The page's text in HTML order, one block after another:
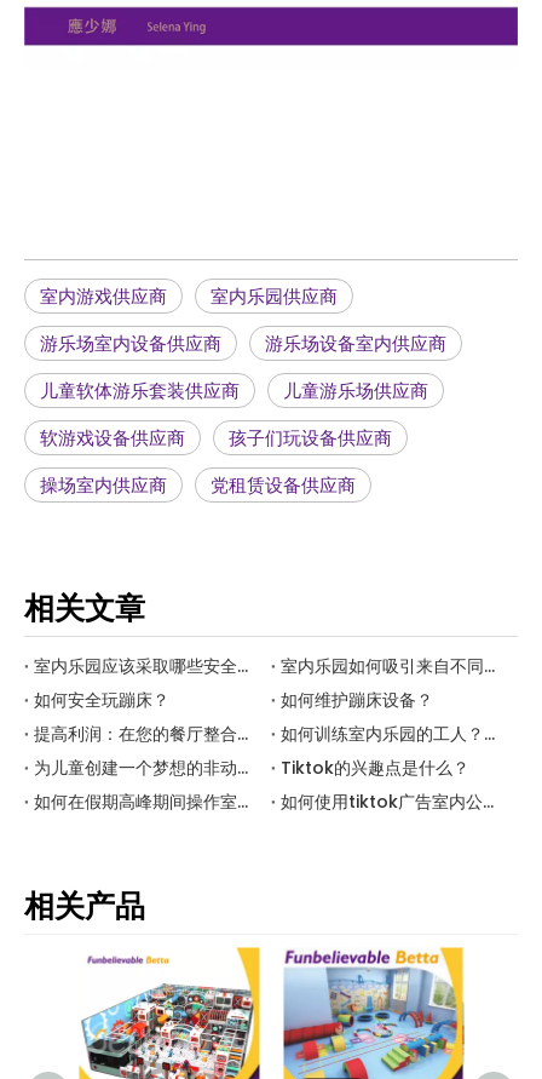
室内游戏供应商 室内乐园供应商
游乐场室内设备供应商 游乐场设备室内供应商
儿童软体游乐套装供应商 儿童游乐场供应商
软游戏设备供应商 孩子们玩设备供应商
操场室内供应商 党租赁设备供应商
相关文章
室内乐园应该采取哪些安全措施？
室内乐园如何吸引来自不同年龄段的客户？
如何安全玩蹦床？
如何维护蹦床设备？
提高利润：在您的餐厅整合一个迷你室内公园
如何训练室内乐园的工人？（a）
为儿童创建一个梦想的非动力乐园
Tiktok的兴趣点是什么？
如何在假期高峰期间操作室内公园？
如何使用tiktok广告室内公园贝特？
相关产品